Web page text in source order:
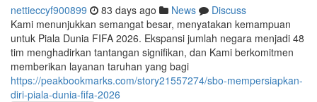
nettieccyf900899 83 days ago News
Discuss
Kami menunjukkan semangat besar, menyatakan kemampuan
untuk Piala Dunia FIFA 2026. Ekspansi jumlah negara menjadi 48
tim menghadirkan tantangan signifikan, dan Kami berkomitmen
memberikan layanan taruhan yang bagi
https://peakbookmarks.com/story21557274/sbo-mempersiapkan-
diri-piala-dunia-fifa-2026